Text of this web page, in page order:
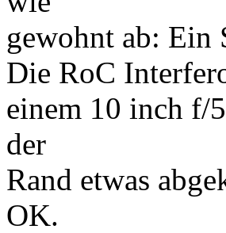
gewohnt ab: Ein
Die RoC
einem 10 inch f/
der
Rand etwas
OK.